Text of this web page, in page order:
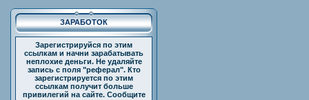
ЗАРАБОТОК
Зарегистрируйся по этим
ссылкам и начни зарабатывать
неплохие деньги. Не удаляйте
запись с поля "реферал". Кто
зарегистрируется по этим
ссылкам получит больше
привилегий на сайте. Сообщите